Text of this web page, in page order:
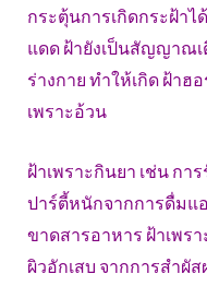
กระตุ้นการเกิดกระฝ้าไ
แดด ฝ้ายังเป็นสัญญาณ
ร่างกาย ทำให้เกิด ฝ้าฮ
เพราะอ้วน
ฝ้าเพราะกินยา เช่น กา
ปาร์ตี้หนักจากการดื่มแ
ขาดสารอาหาร ฝ้าเพรา
ผิวอักเสบ จากการสำ